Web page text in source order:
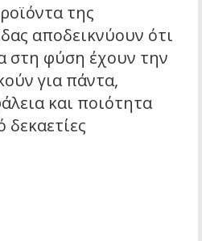
της
αποδεικνύουν ότι
στη φύση έχουν την
για πάντα,
και ποιότητα